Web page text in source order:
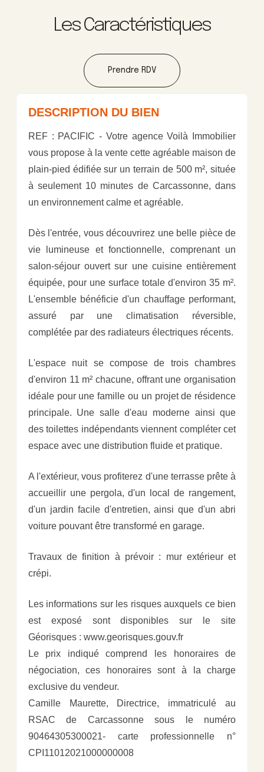
Les Caractéristiques
Prendre RDV
DESCRIPTION DU BIEN
REF : PACIFIC - Votre agence Voilà Immobilier
vous propose à la vente cette agréable maison de
plain-pied édifiée sur un terrain de 500 m², située
à seulement 10 minutes de Carcassonne, dans
un environnement calme et agréable.
Dès l'entrée, vous découvrirez une belle pièce de
vie lumineuse et fonctionnelle, comprenant un
salon-séjour ouvert sur une cuisine entièrement
équipée, pour une surface totale d'environ 35 m².
L'ensemble bénéficie d'un chauffage performant,
assuré par une climatisation réversible,
complétée par des radiateurs électriques récents.
L'espace nuit se compose de trois chambres
d'environ 11 m² chacune, offrant une organisation
idéale pour une famille ou un projet de résidence
principale. Une salle d'eau moderne ainsi que
des toilettes indépendants viennent compléter cet
espace avec une distribution fluide et pratique.
A l'extérieur, vous profiterez d'une terrasse prête à
accueillir une pergola, d'un local de rangement,
d'un jardin facile d'entretien, ainsi que d'un abri
voiture pouvant être transformé en garage.
Travaux de finition à prévoir : mur extérieur et
crépi.
Les informations sur les risques auxquels ce bien
est exposé sont disponibles sur le site
Géorisques : www.georisques.gouv.fr
Le prix indiqué comprend les honoraires de
négociation, ces honoraires sont à la charge
exclusive du vendeur.
Camille Maurette, Directrice, immatriculé au
RSAC de Carcassonne sous le numéro
90464305300021- carte professionnelle n°
CPI11012021000000008